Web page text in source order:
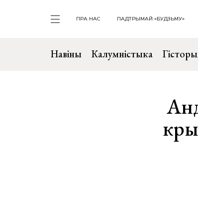
ПРА НАС ПАДТРЫМАЙ «БУДЗЬМУ»
Навіны Калумністыка